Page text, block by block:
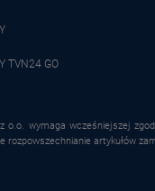
TVN24 GO
o.o. wymaga wcześniejszej
artykułów